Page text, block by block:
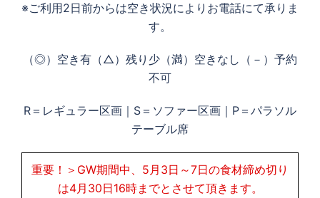
※ご利用2日前からは空き状況によりお電話にて承りま
す。
（◎）空き有（△）残り少（満）空きなし（－）予約
不可
R＝レギュラー区画｜S＝ソファー区画｜P＝パラソル
テーブル席
重要！＞GW期間中、5月3日～7日の食材締め切り
は4月30日16時までとさせて頂きます。